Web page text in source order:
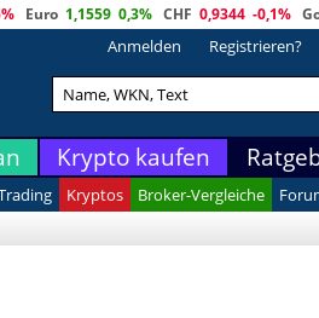
Euro 1,1559 0,3% CHF 0,9344 -0,1%
Anmelden Registrieren?
Krypto kaufen
Kryptos Broker-Vergleiche